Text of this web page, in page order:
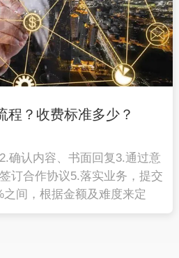
程？收费标准多少？
确认内容、书面回复3.通过意
订合作协议5.落实业务，提交
间，根据金额及难度来定